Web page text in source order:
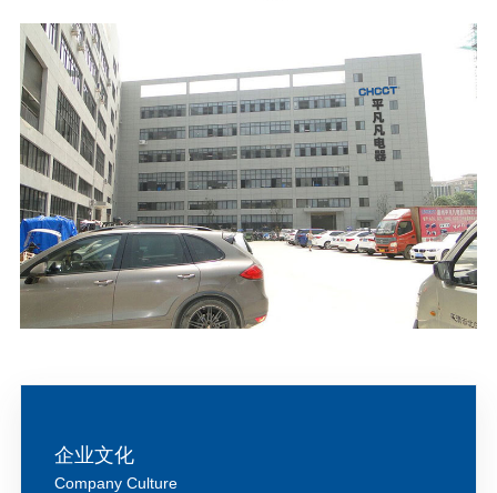
企业文化
Company Culture